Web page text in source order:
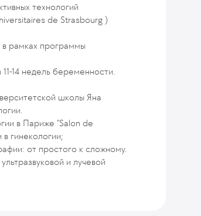
технологий
de Strasbourg )
рамках программы
14 недель беременности.
школы Яна
в Париже "Salon de
гинекологии;
от простого к сложному.
и лучевой